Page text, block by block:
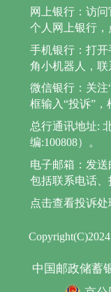
中国邮政储蓄
网上银行：访问
个人网上银行，
手机银行：打开
角小机器人，联
微信银行：关
框输入“投诉”，
总行通讯地址:
编:100808）。
电子邮箱：发送
包括联系电话、
点击查看投诉处